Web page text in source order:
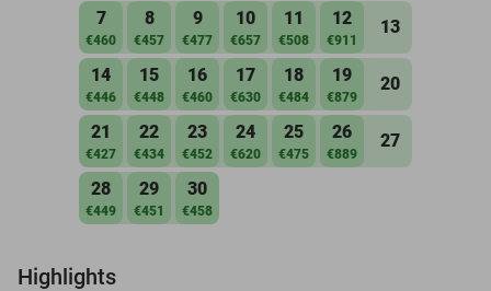
7
€460
8
€457
9
€477
10
€657
11
€508
12
€911
13
14
€446
15
€448
16
€460
17
€630
18
€484
19
€879
20
21
€427
22
€434
23
€452
24
€620
25
€475
26
€889
27
28
€449
29
€451
30
€458
Highlights